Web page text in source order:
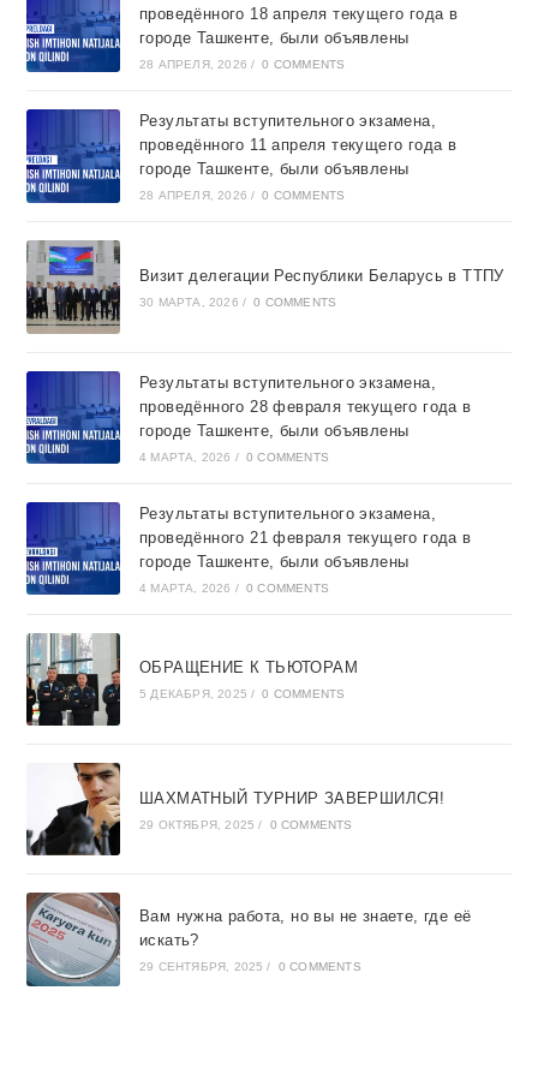
проведённого 18 апреля текущего года в
городе Ташкентe, были объявлены
28 АПРЕЛЯ, 2026 / 0 COMMENTS
Результаты вступительного экзамена,
проведённого 11 апреля текущего года в
городе Ташкентe, были объявлены
28 АПРЕЛЯ, 2026 / 0 COMMENTS
Визит делегации Республики Беларусь в ТТПУ
30 МАРТА, 2026 / 0 COMMENTS
Результаты вступительного экзамена,
проведённого 28 февраля текущего года в
городе Ташкентe, были объявлены
4 МАРТА, 2026 / 0 COMMENTS
Результаты вступительного экзамена,
проведённого 21 февраля текущего года в
городе Ташкентe, были объявлены
4 МАРТА, 2026 / 0 COMMENTS
ОБРАЩЕНИЕ К ТЬЮТОРАМ
5 ДЕКАБРЯ, 2025 / 0 COMMENTS
ШАХМАТНЫЙ ТУРНИР ЗАВЕРШИЛСЯ!
29 ОКТЯБРЯ, 2025 / 0 COMMENTS
Вам нужна работа, но вы не знаете, где её
искать?
29 СЕНТЯБРЯ, 2025 / 0 COMMENTS